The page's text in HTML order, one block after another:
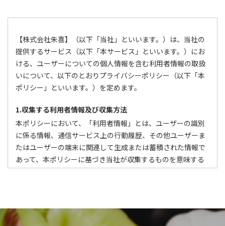
【株式会社朱喜】（以下「当社」といいます。）は、当社の
提供するサービス（以下「本サービス」といいます。）にお
ける、ユーザーについての個人情報を含む利用者情報の取扱
いについて、以下のとおりプライバシーポリシー（以下「本
ポリシー」といいます。）を定めます。
1.収集する利用者情報及び収集方法
本ポリシーにおいて、「利用者情報」とは、ユーザーの識別
に係る情報、通信サービス上の行動履歴、その他ユーザーま
たはユーザーの端末に関連して生成または蓄積された情報で
あって、本ポリシーに基づき当社が収集するものを意味する
ものとします。
(1) ユーザーからご提供いただく情報
​​​​​​​本サービスを利用するために、または本サービスの利用を通